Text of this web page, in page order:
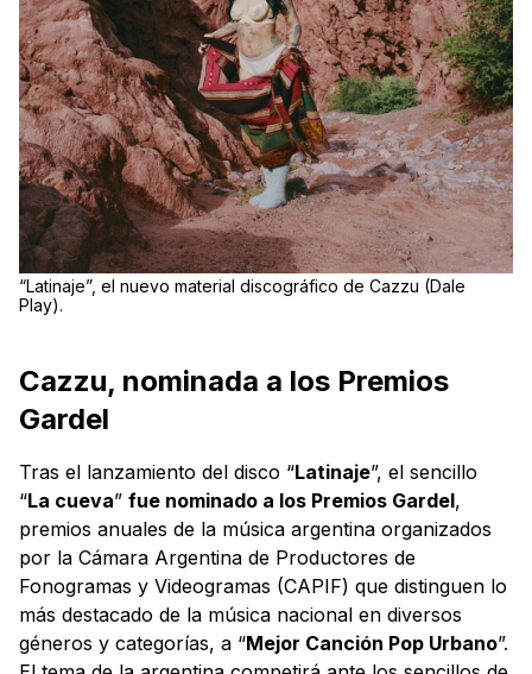
“Latinaje”, el nuevo material discográfico de Cazzu (Dale
Play).
Cazzu, nominada a los Premios
Gardel
Tras el lanzamiento del disco “Latinaje”, el sencillo
“La cueva” fue nominado a los Premios Gardel,
premios anuales de la música argentina organizados
por la Cámara Argentina de Productores de
Fonogramas y Videogramas (CAPIF) que distinguen lo
más destacado de la música nacional en diversos
géneros y categorías, a “Mejor Canción Pop Urbano”.